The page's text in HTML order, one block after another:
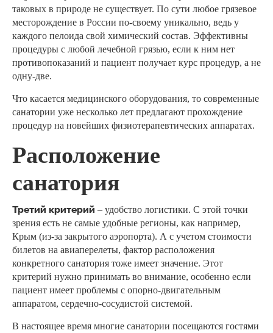
таковых в природе не существует. По сути любое грязевое
месторождение в России по-своему уникально, ведь у
каждого пелоида свой химический состав. Эффективны
процедуры с любой лечебной грязью, если к ним нет
противопоказаний и пациент получает курс процедур, а не
одну-две.
Что касается медицинского оборудования, то современные
санатории уже несколько лет предлагают прохождение
процедур на новейших физиотерапевтических аппаратах.
Расположение
санатория
Третий критерий – удобство логистики. С этой точки
зрения есть не самые удобные регионы, как например,
Крым (из-за закрытого аэропорта). А с учетом стоимости
билетов на авиаперелеты, фактор расположения
конкретного санатория тоже имеет значение. Этот
критерий нужно принимать во внимание, особенно если
пациент имеет проблемы с опорно-двигательным
аппаратом, сердечно-сосудистой системой.
В настоящее время многие санатории посещаются гостями